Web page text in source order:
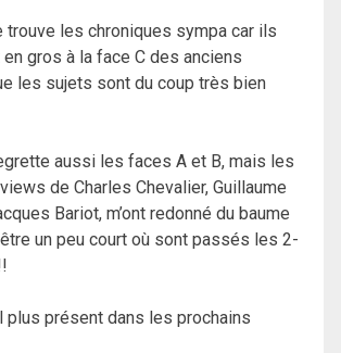
trouve les chroniques sympa car ils
gros à la face C des anciens
les sujets sont du coup très bien
aussi les faces A et B, mais les
de Charles Chevalier, Guillaume
Bariot, m’ont redonné du baume
un peu court où sont passés les 2-
présent dans les prochains